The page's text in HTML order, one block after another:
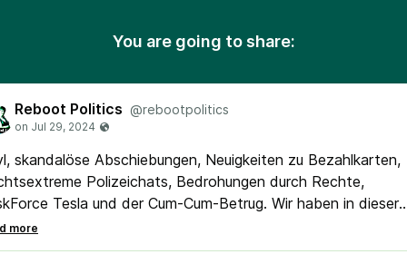
You are going to share:
Reboot Politics @rebootpolitics
skandalöse Abschiebungen, Neuigkeiten zu Bezahlkarten,
Polizeichats, Bedrohungen durch Rechte,
Tesla und der Cum-Cum-Betrug. Wir haben in dieser
jede Menge harte Themen dabei. Aber auch einen
Fedicamp, unserer Utopie auf Zeit, und 2 gute